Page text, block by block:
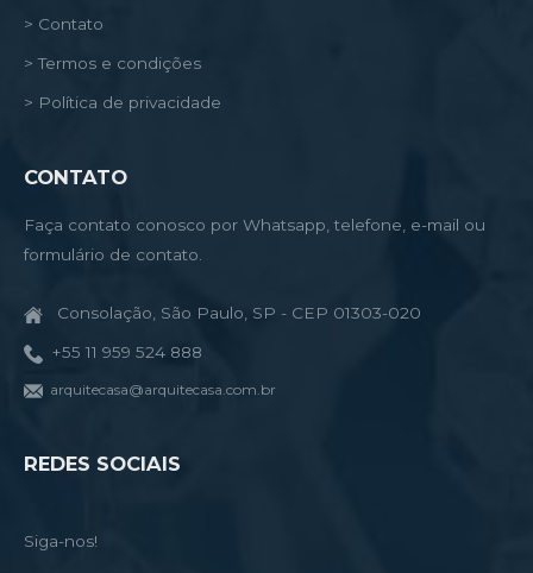
> Contato
> Termos e condições
> Política de privacidade
CONTATO
Faça contato conosco por Whatsapp, telefone, e-mail ou
formulário de contato.
Consolação, São Paulo, SP - CEP 01303-020
+55 11 959 524 888
arquitecasa@arquitecasa.com.br
REDES SOCIAIS
Siga-nos!